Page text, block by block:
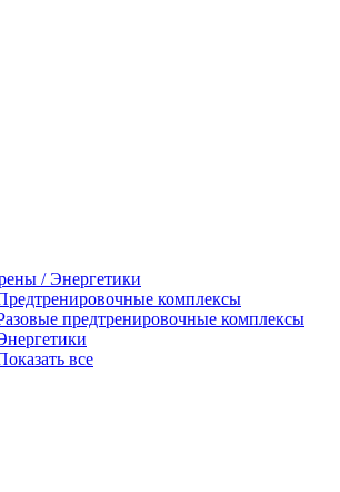
/ Энергетики
комплексы
предтренировочные комплексы
все